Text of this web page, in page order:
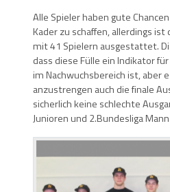
Alle Spieler haben gute
Kader zu schaffen, allerdings ist
mit 41 Spielern ausgestattet.
dass diese Fülle ein Indikator
im Nachwuchsbereich ist, aber
anzustrengen auch die finale
sicherlich keine schlechte
Junioren und 2.Bundesliga